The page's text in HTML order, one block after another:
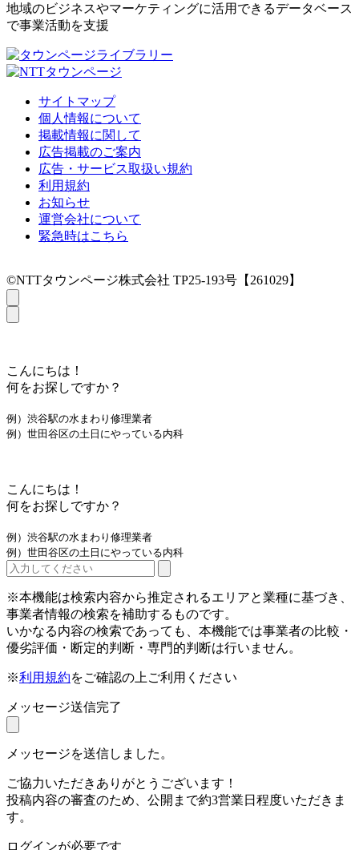
地域のビジネスやマーケティングに活用できるデータベース
で事業活動を支援
サイトマップ
個人情報について
掲載情報に関して
広告掲載のご案内
広告・サービス取扱い規約
利用規約
お知らせ
運営会社について
緊急時はこちら
©NTTタウンページ株式会社 TP25-193号【261029】
こんにちは！
何をお探しですか？
例）渋谷駅の水まわり修理業者
例）世田谷区の土日にやっている内科
こんにちは！
何をお探しですか？
例）渋谷駅の水まわり修理業者
例）世田谷区の土日にやっている内科
※本機能は検索内容から推定されるエリアと業種に基づき、
事業者情報の検索を補助するものです。
いかなる内容の検索であっても、本機能では事業者の比較・
優劣評価・断定的判断・専門的判断は行いません。
※利用規約をご確認の上ご利用ください
メッセージ送信完了
メッセージを送信しました。
ご協力いただきありがとうございます！
投稿内容の審査のため、公開まで約3営業日程度いただきま
す。
ログインが必要です